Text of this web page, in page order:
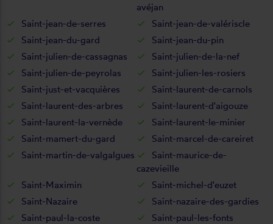
avéjan
Saint-jean-de-serres
Saint-jean-de-valériscle
Saint-jean-du-gard
Saint-jean-du-pin
Saint-julien-de-cassagnas
Saint-julien-de-la-nef
Saint-julien-de-peyrolas
Saint-julien-les-rosiers
Saint-just-et-vacquières
Saint-laurent-de-carnols
Saint-laurent-des-arbres
Saint-laurent-d'aigouze
Saint-laurent-la-vernède
Saint-laurent-le-minier
Saint-mamert-du-gard
Saint-marcel-de-careiret
Saint-martin-de-valgalgues
Saint-maurice-de-
cazevieille
Saint-Maximin
Saint-michel-d'euzet
Saint-Nazaire
Saint-nazaire-des-gardies
Saint-paul-la-coste
Saint-paul-les-fonts